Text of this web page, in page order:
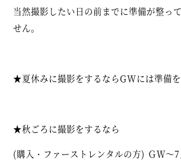
当然撮影したい日の前までに準備が整っ
せん。
★夏休みに撮影をするならGWには準備を
★秋ごろに撮影をするなら
(購入・ファーストレンタルの方) ＧＷ～